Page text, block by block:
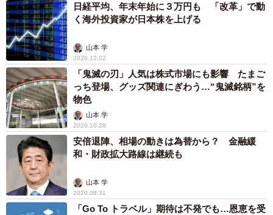
日経平均、年末年始に３万円も 「改革」で動
く海外投資家が日本株を上げる
山本 学
2020.12.02
「鬼滅の刃」人気は株式市場にも影響 たまご
っち登場、グッズ関連にぎわう…“鬼滅銘柄”を
物色
山本 学
2020.10.28
安倍退陣、相場の動きは為替から？ 金融緩
和・財政拡大路線は継続も
山本 学
2020.08.31
「Go To トラベル」期待は不発でも…恩恵を受